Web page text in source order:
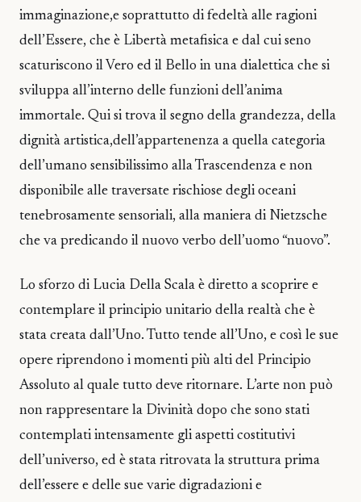
immaginazione,e soprattutto di fedeltà alle ragioni
dell’Essere, che è Libertà metafisica e dal cui seno
scaturiscono il Vero ed il Bello in una dialettica che si
sviluppa all’interno delle funzioni dell’anima
immortale. Qui si trova il segno della grandezza, della
dignità artistica,dell’appartenenza a quella categoria
dell’umano sensibilissimo alla Trascendenza e non
disponibile alle traversate rischiose degli oceani
tenebrosamente sensoriali, alla maniera di Nietzsche
che va predicando il nuovo verbo dell’uomo “nuovo”.
Lo sforzo di Lucia Della Scala è diretto a scoprire e
contemplare il principio unitario della realtà che è
stata creata dall’Uno. Tutto tende all’Uno, e così le sue
opere riprendono i momenti più alti del Principio
Assoluto al quale tutto deve ritornare. L’arte non può
non rappresentare la Divinità dopo che sono stati
contemplati intensamente gli aspetti costitutivi
dell’universo, ed è stata ritrovata la struttura prima
dell’essere e delle sue varie digradazioni e